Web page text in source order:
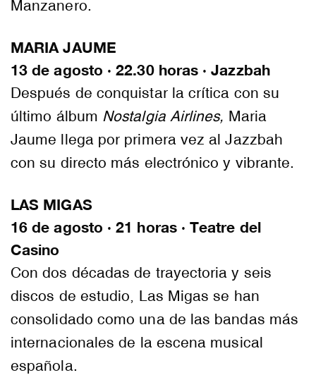
Manzanero.
MARIA JAUME
13 de agosto · 22.30 horas · Jazzbah
Después de conquistar la crítica con su
último álbum Nostalgia Airlines, Maria
Jaume llega por primera vez al Jazzbah
con su directo más electrónico y vibrante.
LAS MIGAS
16 de agosto · 21 horas · Teatre del
Casino
Con dos décadas de trayectoria y seis
discos de estudio, Las Migas se han
consolidado como una de las bandas más
internacionales de la escena musical
española.